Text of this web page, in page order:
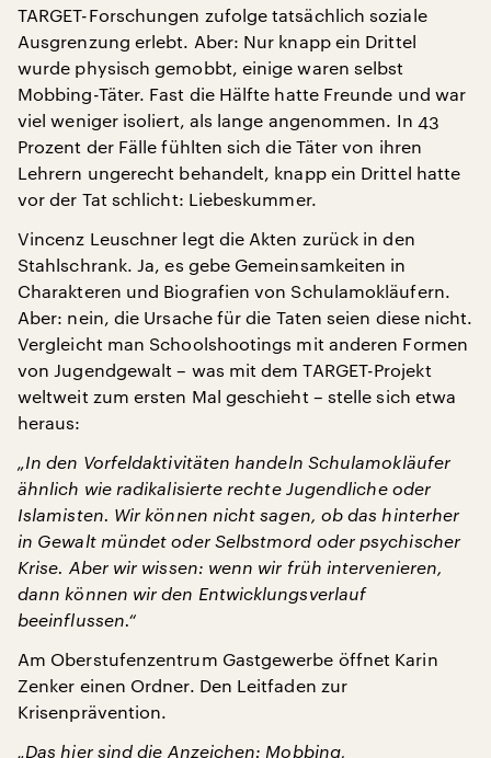
TARGET-Forschungen zufolge tatsächlich soziale
Ausgrenzung erlebt. Aber: Nur knapp ein Drittel
wurde physisch gemobbt, einige waren selbst
Mobbing-Täter. Fast die Hälfte hatte Freunde und war
viel weniger isoliert, als lange angenommen. In 43
Prozent der Fälle fühlten sich die Täter von ihren
Lehrern ungerecht behandelt, knapp ein Drittel hatte
vor der Tat schlicht: Liebeskummer.
Vincenz Leuschner legt die Akten zurück in den
Stahlschrank. Ja, es gebe Gemeinsamkeiten in
Charakteren und Biografien von Schulamokläufern.
Aber: nein, die Ursache für die Taten seien diese nicht.
Vergleicht man Schoolshootings mit anderen Formen
von Jugendgewalt – was mit dem TARGET-Projekt
weltweit zum ersten Mal geschieht – stelle sich etwa
heraus:
„In den Vorfeldaktivitäten handeln Schulamokläufer
ähnlich wie radikalisierte rechte Jugendliche oder
Islamisten. Wir können nicht sagen, ob das hinterher
in Gewalt mündet oder Selbstmord oder psychischer
Krise. Aber wir wissen: wenn wir früh intervenieren,
dann können wir den Entwicklungsverlauf
beeinflussen.“
Am Oberstufenzentrum Gastgewerbe öffnet Karin
Zenker einen Ordner. Den Leitfaden zur
Krisenprävention.
„Das hier sind die Anzeichen: Mobbing,